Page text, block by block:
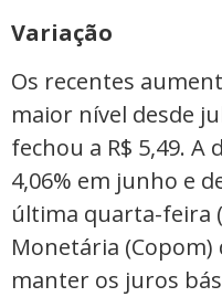
Variação
Os recentes
maior nível desde
fechou a R$ 5,49. A
4,06% em junho e
última quarta-feira
Monetária (Copom)
manter os juros